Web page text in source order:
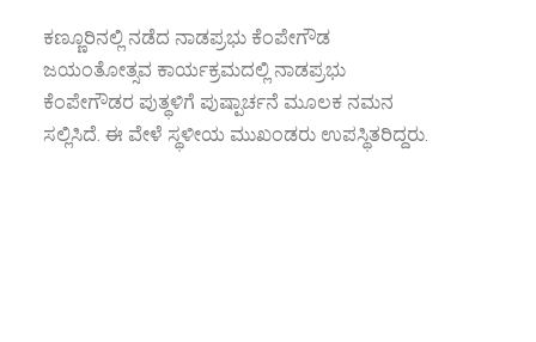
ಕಣ್ಣೂರಿನಲ್ಲಿ ನಡೆದ ನಾಡಪ್ರಭು ಕೆಂಪೇಗೌಡ
ಜಯಂತೋತ್ಸವ ಕಾರ್ಯಕ್ರಮದಲ್ಲಿ ನಾಡಪ್ರಭು
ಕೆಂಪೇಗೌಡರ ಪುತ್ಥಳಿಗೆ ಪುಷ್ಪಾರ್ಚನೆ ಮೂಲಕ ನಮನ
ಸಲ್ಲಿಸಿದೆ. ಈ ವೇಳೆ ಸ್ಥಳೀಯ ಮುಖಂಡರು ಉಪಸ್ಥಿತರಿದ್ದರು.